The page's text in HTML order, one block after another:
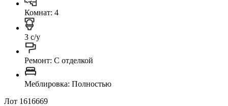
Комнат: 4
3 с/у
Ремонт: C отделкой
Меблировка: Полностью
Лот 1616669